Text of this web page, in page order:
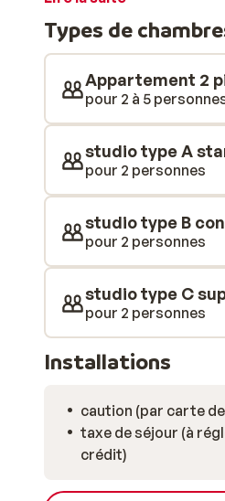
et meublés dans un style
vous vous sentirez
vous avez besoin pour
Types de
Appartement 2
pour 2 à 5
studio type A
pour 2 personnes
studio type B
pour 2 personnes
studio type C
pour 2 personnes
Installations
caution (par carte
taxe de séjour (à
crédit)